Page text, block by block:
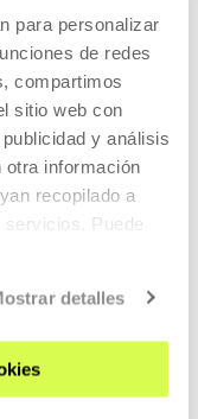
para personalizar
de redes
compartimos
sitio web con
y análisis
otra información
recopilado a
Puede
detalles